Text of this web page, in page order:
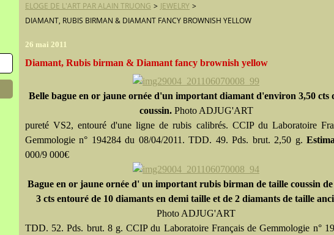
ELOGE DE L'ART PAR ALAIN TRUONG > JEWELRY >
DIAMANT, RUBIS BIRMAN & DIAMANT FANCY BROWNISH YELLOW
26 mai 2011
Diamant, Rubis birman & Diamant fancy brownish yellow
Belle bague en or jaune ornée d'un important diamant d'environ 3,50 cts
coussin. Photo ADJUG'ART
pureté VS2, entouré d'une ligne de rubis calibrés. CCIP du Laboratoire
Gemmologie n° 194284 du 08/04/2011. TDD. 49. Pds. brut. 2,50 g.
000/9 000€
Bague en or jaune ornée d' un important rubis birman de taille coussin
3 cts entouré de 10 diamants en demi taille et de 2 diamants de taille
Photo ADJUG'ART
TDD. 52. Pds. brut. 8 g. CCIP du Laboratoire Français de Gemmologie n°